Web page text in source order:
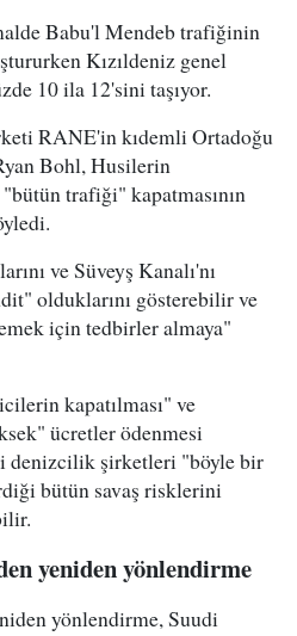
Babu'l Mendeb trafiğinin
Kızıldeniz genel
10 ila 12'sini taşıyor.
RANE'in kıdemli Ortadoğu
Bohl, Husilerin
trafiği" kapatmasının
ve Süveyş Kanalı'nı
olduklarını gösterebilir ve
için tedbirler almaya"
kapatılması" ve
ücretler ödenmesi
denizcilik şirketleri "böyle bir
bütün savaş risklerini
yeniden yönlendirme
yönlendirme, Suudi